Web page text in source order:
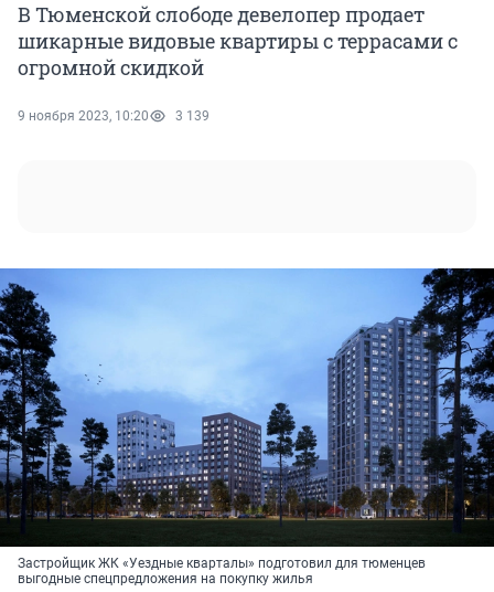
В Тюменской слободе девелопер продает
шикарные видовые квартиры с террасами с
огромной скидкой
9 ноября 2023, 10:20 3 139
Застройщик ЖК «Уездные кварталы» подготовил для тюменцев
выгодные спецпредложения на покупку жилья